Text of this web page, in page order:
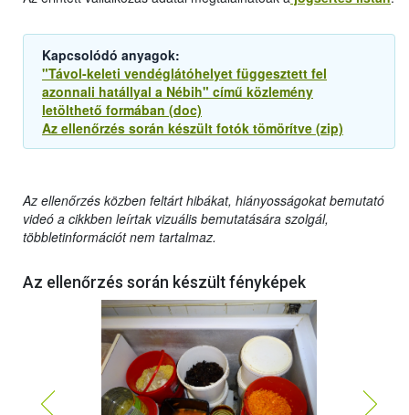
Kapcsolódó anyagok:
"Távol-keleti vendéglátóhelyet függesztett fel
azonnali hatállyal a Nébih" című közlemény
letölthető formában (doc)
Az ellenőrzés során készült fotók tömörítve (zip)
Az ellenőrzés közben feltárt hibákat, hiányosságokat bemutató
videó a cikkben leírtak vizuális bemutatására szolgál,
többletinformációt nem tartalmaz.
Az ellenőrzés során készült fényképek